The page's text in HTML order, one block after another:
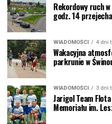
Rekordowy ruch
godz. 14
WIADOMOŚCI 4 dni
Wakacyjna
parkrunie w
WIADOMOŚCI 3 dni
Jarigol Team
Memoriału im.